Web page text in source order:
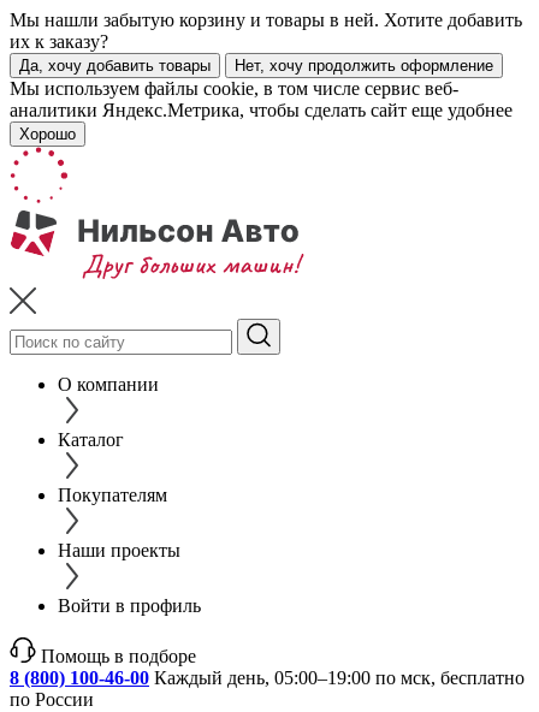
Мы нашли забытую корзину и товары в ней. Хотите добавить
их к заказу?
Да, хочу добавить товары Нет, хочу продолжить оформление
Мы используем файлы cookie, в том числе сервис веб-
аналитики Яндекс.Метрика, чтобы сделать сайт еще удобнее
Хорошо
О компании
Каталог
Покупателям
Наши проекты
Войти в профиль
Помощь в подборе
8 (800) 100-46-00 Каждый день, 05:00–19:00 по мск, бесплатно
по России